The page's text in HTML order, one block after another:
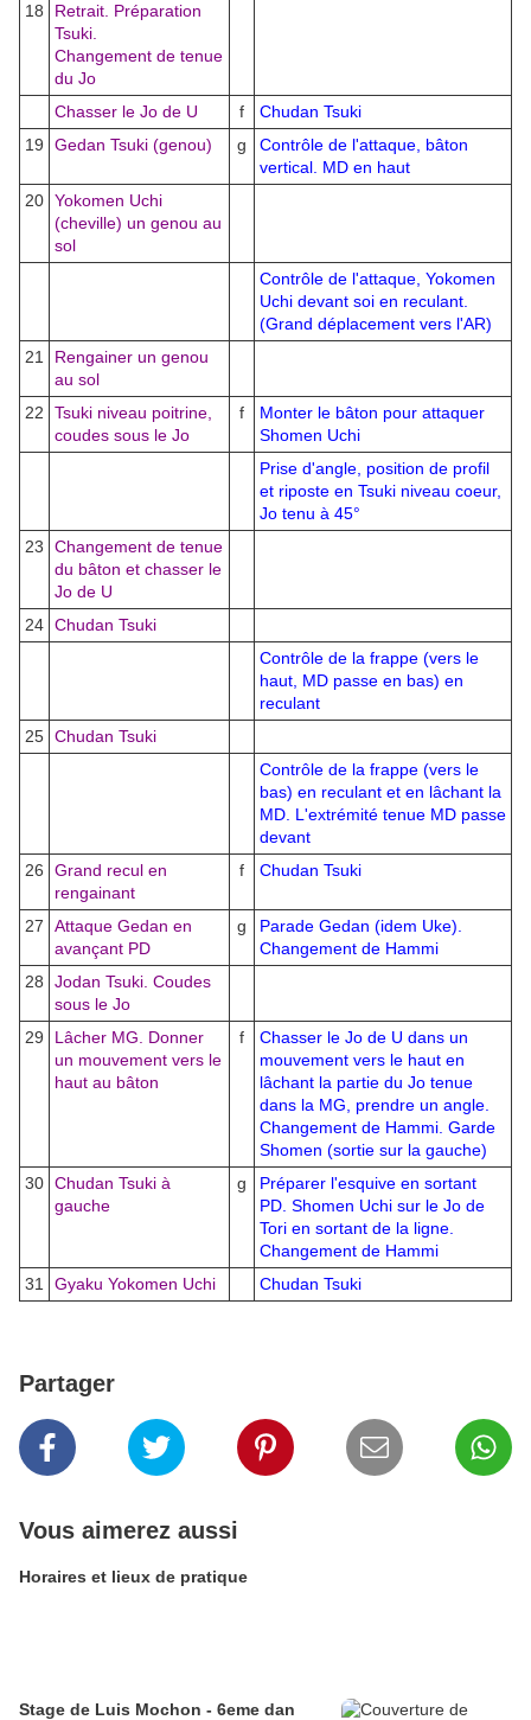
18
Retrait. Préparation
Tsuki.
Changement de tenue
du Jo
Chasser le Jo de U
f
Chudan Tsuki
19
Gedan Tsuki (genou) g
Contrôle de l'attaque, bâton
vertical. MD en haut
20 Yokomen Uchi
(cheville) un genou au
sol
Contrôle de l'attaque, Yokomen
Uchi devant soi en reculant.
(Grand déplacement vers l'AR)
21
Rengainer un genou
au sol
22
Tsuki niveau poitrine,
coudes sous le Jo
f
Monter le bâton pour attaquer
Shomen Uchi
Prise d'angle, position de profil
et riposte en Tsuki niveau coeur,
Jo tenu à 45°
23
Changement de tenue
du bâton et chasser le
Jo de U
24 Chudan Tsuki
Contrôle de la frappe (vers le
haut, MD passe en bas) en
reculant
25 Chudan Tsuki
Contrôle de la frappe (vers le
bas) en reculant et en lâchant la
MD. L'extrémité tenue MD passe
devant
26
Grand recul en
rengainant
f Chudan Tsuki
27
Attaque Gedan en
avançant PD
g
Parade Gedan (idem Uke).
Changement de Hammi
28
Jodan Tsuki. Coudes
sous le Jo
29
Lâcher MG. Donner
un mouvement vers le
haut au bâton
f
Chasser le Jo de U dans un
mouvement vers le haut en
lâchant la partie du Jo tenue
dans la MG, prendre un angle.
Changement de Hammi. Garde
Shomen (sortie sur la gauche)
30 Chudan Tsuki à
gauche
g
Préparer l'esquive en sortant
PD. Shomen Uchi sur le Jo de
Tori en sortant de la ligne.
Changement de Hammi
31
Gyaku Yokomen Uchi Chudan Tsuki
Partager
Vous aimerez aussi
Horaires et lieux de pratique
Stage de Luis Mochon - 6eme dan